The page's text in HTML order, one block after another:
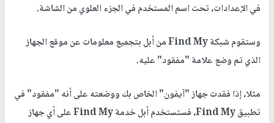
في الإعدادات، تحت اسم المستخدم في الجزء العلوي من الشاشة.
وستقوم شبكةFind Myمن أبل بتجميع معلومات عن موقع الجهاز
الذي تم وضع علامة "مفقود" عليه.
مثلا، إذا فقدت جهاز "آيفون" الخاص بك ووضعته على أنه "مفقود" في
تطبيقFind My، فستستخدم أبل خدمةFind Myعلى أي جهاز